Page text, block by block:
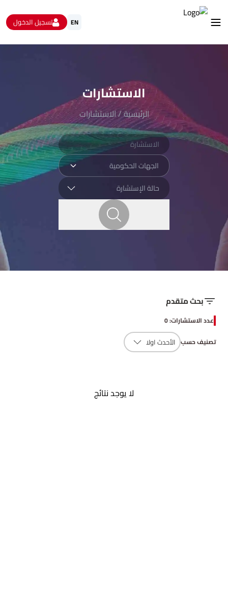
EN تسجيل الدخول
الاستشارات
الرئيسية/الاستشارات
الجهات الحكومية
بحث متقدم
عدد الاستشارات: 0
تصنيف حسب
لا يوجد نتائج